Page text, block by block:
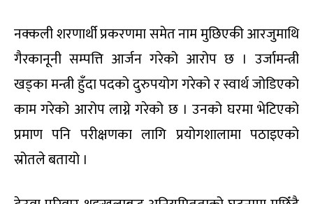
नक्कली शरणार्थी प्रकरणमा समेत नाम मुछिएकी आरजुमाथि
गैरकानूनी सम्पत्ति आर्जन गरेको आरोप छ । उर्जामन्त्री
खड्का मन्त्री हुँदा पदको दुरुपयोग गरेको र स्वार्थ जोडिएको
काम गरेको आरोप लाग्ने गरेको छ । उनको घरमा भेटिएको
प्रमाण पनि परीक्षणका लागि प्रयोगशालामा पठाइएको
स्रोतले बतायो ।